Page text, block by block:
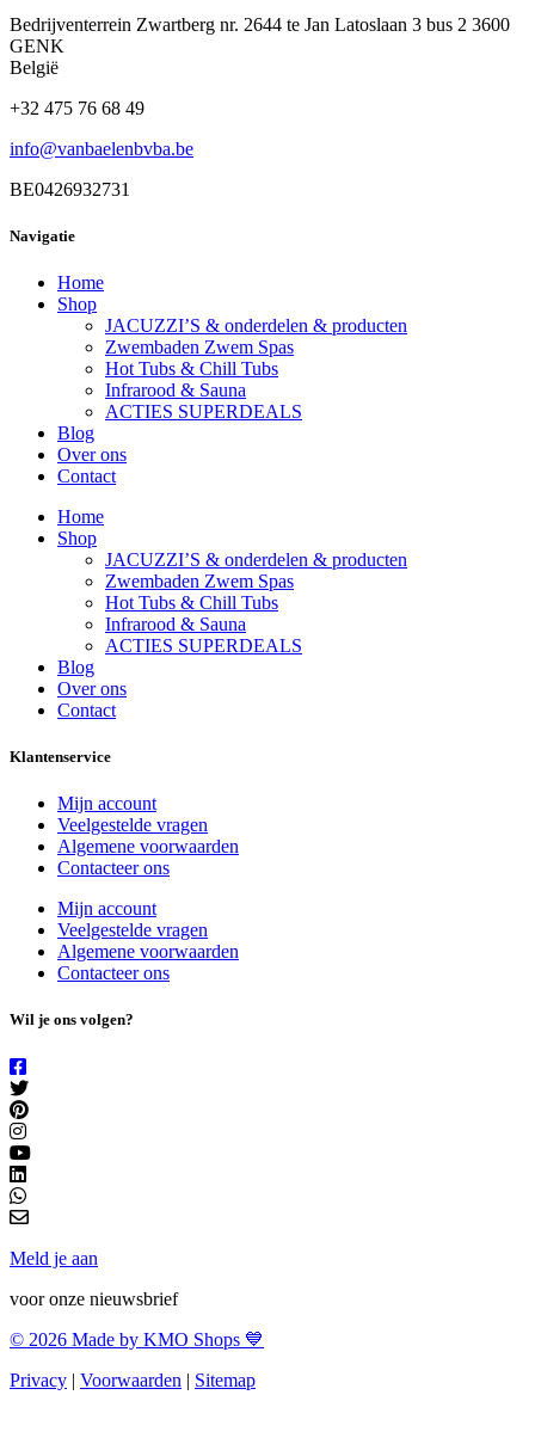
Bedrijventerrein Zwartberg nr. 2644 te Jan Latoslaan 3 bus 2 3600
GENK
België
+32 475 76 68 49
info@vanbaelenbvba.be
BE0426932731
Navigatie
Home
Shop
JACUZZI’S & onderdelen & producten
Zwembaden Zwem Spas
Hot Tubs & Chill Tubs
Infrarood & Sauna
ACTIES SUPERDEALS
Blog
Over ons
Contact
Home
Shop
JACUZZI’S & onderdelen & producten
Zwembaden Zwem Spas
Hot Tubs & Chill Tubs
Infrarood & Sauna
ACTIES SUPERDEALS
Blog
Over ons
Contact
Klantenservice
Mijn account
Veelgestelde vragen
Algemene voorwaarden
Contacteer ons
Mijn account
Veelgestelde vragen
Algemene voorwaarden
Contacteer ons
Wil je ons volgen?
Meld je aan
voor onze nieuwsbrief
© 2026 Made by KMO Shops 💙
Privacy | Voorwaarden | Sitemap